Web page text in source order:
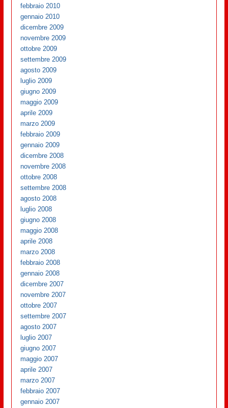
febbraio 2010
gennaio 2010
dicembre 2009
novembre 2009
ottobre 2009
settembre 2009
agosto 2009
luglio 2009
giugno 2009
maggio 2009
aprile 2009
marzo 2009
febbraio 2009
gennaio 2009
dicembre 2008
novembre 2008
ottobre 2008
settembre 2008
agosto 2008
luglio 2008
giugno 2008
maggio 2008
aprile 2008
marzo 2008
febbraio 2008
gennaio 2008
dicembre 2007
novembre 2007
ottobre 2007
settembre 2007
agosto 2007
luglio 2007
giugno 2007
maggio 2007
aprile 2007
marzo 2007
febbraio 2007
gennaio 2007